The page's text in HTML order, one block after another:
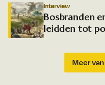
Interview
Bosbranden
leidden tot
Meer